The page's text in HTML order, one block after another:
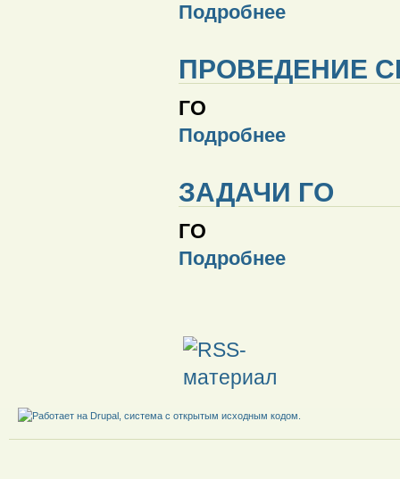
Подробнее
ПРОВЕДЕНИЕ
ГО
Подробнее
ЗАДАЧИ ГО
ГО
Подробнее